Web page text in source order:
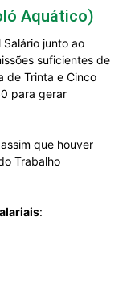
Aquático)
junto ao
suficientes de
de Trinta e Cinco
para gerar
que houver
Trabalho
: